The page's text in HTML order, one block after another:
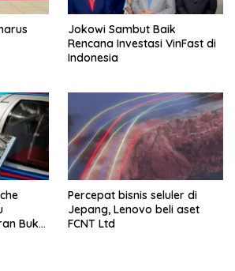
Jokowi Sambut Baik
Rencana Investasi VinFast di
Indonesia
Buku
Percepat bisnis seluler di
Jepang, Lenovo beli aset
FCNT Ltd